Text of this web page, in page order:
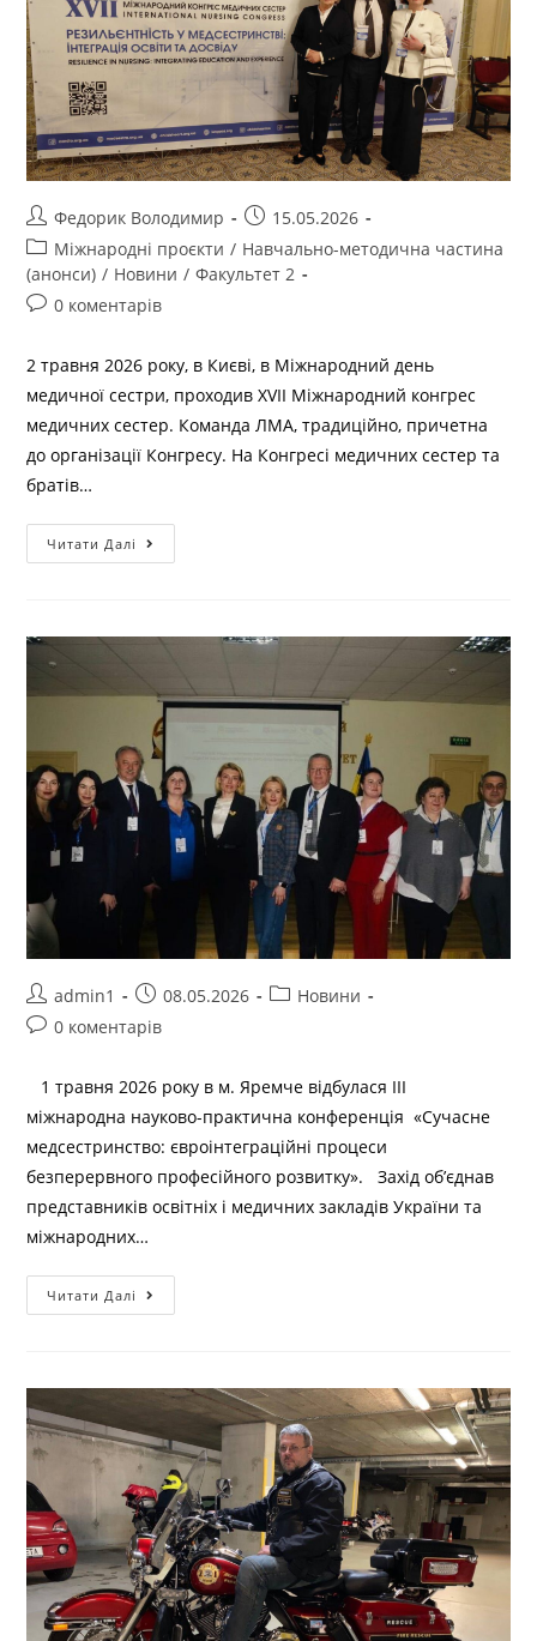
Федорик Володимир
15.05.2026
Міжнародні проєкти / Навчально-методична частина
(анонси) / Новини / Факультет 2
0 коментарів
2 травня 2026 року, в Києві, в Міжнародний день
медичної сестри, проходив ХVІІ Міжнародний конгрес
медичних сестер. Команда ЛМА, традиційно, причетна
до організації Конгресу. На Конгресі медичних сестер та
братів…
Читати Далі
admin1 08.05.2026
Новини
0 коментарів
1 травня 2026 року в м. Яремче відбулася III
міжнародна науково-практична конференція «Сучасне
медсестринство: євроінтеграційні процеси
безперервного професійного розвитку». Захід об’єднав
представників освітніх і медичних закладів України та
міжнародних…
Читати Далі